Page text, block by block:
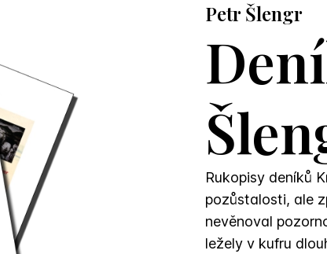
Petr Šlengr
Rukopisy deníků
pozůstalosti, ale
nevěnoval
ležely v kufru